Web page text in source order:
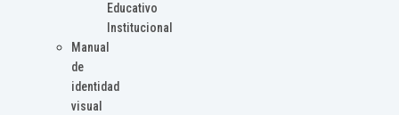
Educativo
Institucional
Manual
de
identidad
visual